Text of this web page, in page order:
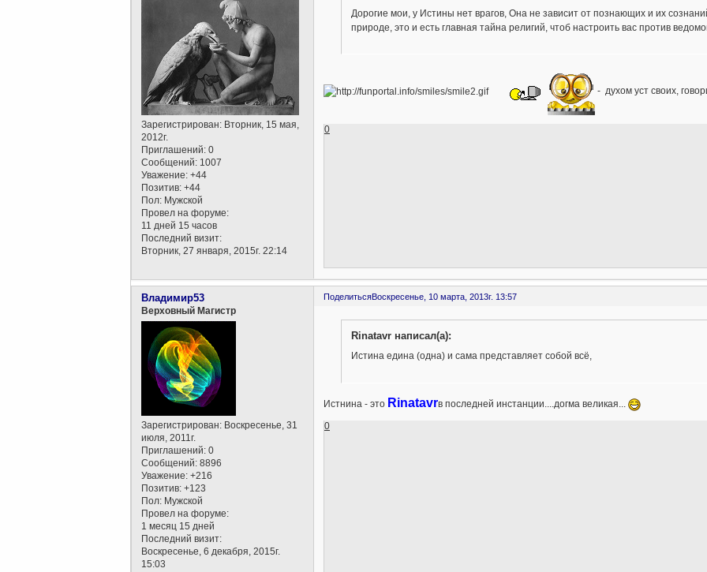
Зарегистрирован: Вторник, 15 мая,
2012г.
Приглашений: 0
Сообщений: 1007
Уважение: +44
Позитив: +44
Пол: Мужской
Провел на форуме:
11 дней 15 часов
Последний визит:
Вторник, 27 января, 2015г. 22:14
Дорогие мои, у Истины нет врагов, Она не зависит от познающих и их
природе, это и есть главная тайна религий, чтоб настроить вас против
- духом уст своих,
0
ПоделитьсяВоскресенье, 10 марта, 2013г. 13:57
Владимир53
Верховный Магистр
Зарегистрирован: Воскресенье, 31
июля, 2011г.
Приглашений: 0
Сообщений: 8896
Уважение: +216
Позитив: +123
Пол: Мужской
Провел на форуме:
1 месяц 15 дней
Последний визит:
Воскресенье, 6 декабря, 2015г.
15:03
Rinatavr написал(а):
Истина едина (одна) и сама представляет собой всё,
Истнина - это Rinatavrв последней инстанции....догма великая...
0